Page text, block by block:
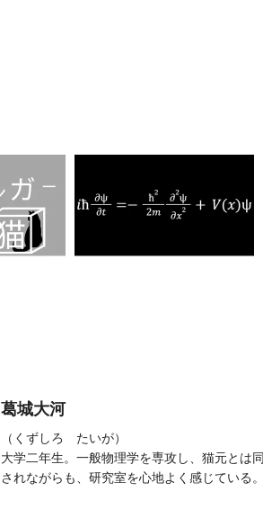
葛城大河
（くずしろ たいが）
大学二年生。一般物理学を専攻し、猫元とは
されながらも、研究室を心地よく感じている。